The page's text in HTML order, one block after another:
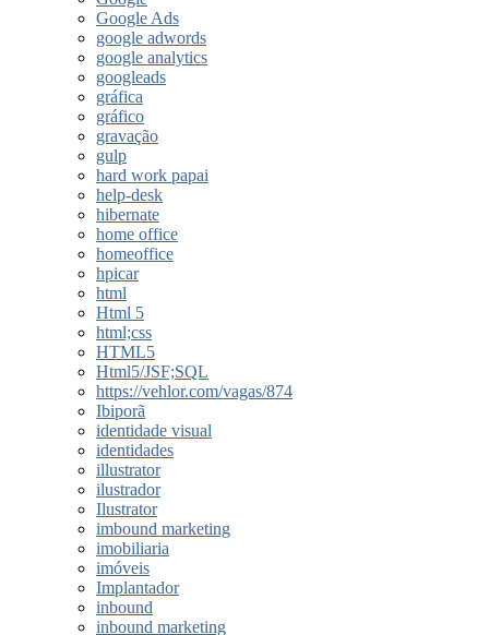
Google Ads
google adwords
google analytics
googleads
gráfica
gráfico
gravação
gulp
hard work papai
help-desk
hibernate
home office
homeoffice
hpicar
html
Html 5
html;css
HTML5
Html5/JSF;SQL
https://vehlor.com/vagas/874
Ibiporã
identidade visual
identidades
illustrator
ilustrador
Ilustrator
imbound marketing
imobiliaria
imóveis
Implantador
inbound
inbound marketing